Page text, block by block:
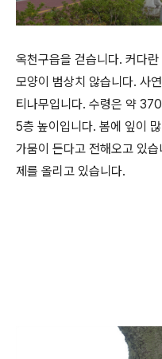
옥천구읍을 걷습니다. 커다
모양이 범상치 않습니다. 사
티나무입니다. 수령은 약
5층 높이입니다. 봄에 잎이
가뭄이 든다고 전해오고 있
제를 올리고 있습니다.